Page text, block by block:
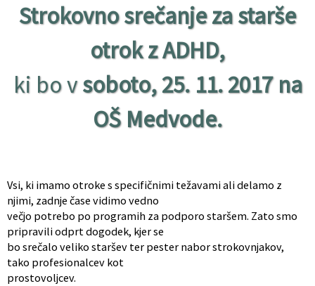
Strokovno srečanje za starše
otrok z ADHD,
ki bo vsoboto, 25. 11. 2017 na
OŠ Medvode.
Vsi, ki imamo otroke s specifičnimi težavami ali delamo z
njimi, zadnje čase vidimo vedno
večjo potrebo po programih za podporo staršem. Zato smo
pripravili odprt dogodek, kjer se
bo srečalo veliko staršev ter pester nabor strokovnjakov,
tako profesionalcev kot
prostovoljcev.